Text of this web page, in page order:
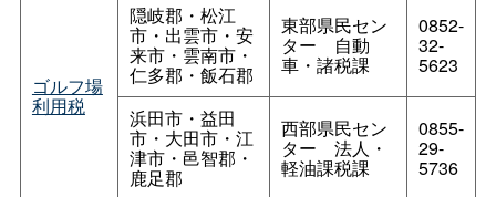
ゴルフ場
利用税
隠岐郡・松江
市・出雲市・安
来市・雲南市・
仁多郡・飯石郡
東部県民セン
ター 自動
車・諸税課
0852-
32-
5623
浜田市・益田
市・大田市・江
津市・邑智郡・
鹿足郡
西部県民セン
ター 法人・
軽油課税課
0855-
29-
5736